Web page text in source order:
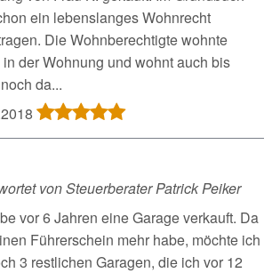
ein lebenslanges Wohnrecht
Die Wohnberechtigte wohnte
der Wohnung und wohnt auch bis
da...
von Steuerberater Patrick Peiker
vor 6 Jahren eine Garage verkauft. Da
Führerschein mehr habe, möchte ich
3 restlichen Garagen, die ich vor 12